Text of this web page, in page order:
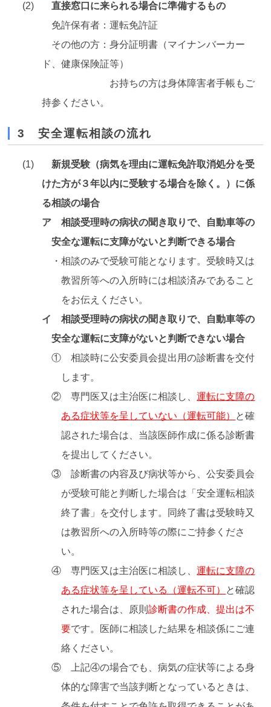
直接窓口に来られる場合に準備するもの
免許保有者：運転免許証
その他の方：身分証明書（マイナンバーカー
ド、健康保険証等）
お持ちの方は身体障害者手帳もご
持参ください。
3 安全運転相談の流れ
新規受験（病気を理由に運転免許取消処分を受
けた方が３年以内に受験する場合を除く。）に係
る相談の場合
ア 相談受理時の病状の聞き取りで、自動車等の
安全な運転に支障がないと判断できる場合
・相談のみで受験可能となります。受験時又は
教習所等への入所時には相談済みであること
をお伝えください。
イ 相談受理時の病状の聞き取りで、自動車等の
安全な運転に支障がないと判断できない場合
① 相談時に公安委員会提出用の診断書を交付
します。
② 専門医又は主治医に相談し、運転に支障の
ある症状等を呈していない（運転可能） と確
認された場合は、当該医師作成に係る診断書
を提出してください。
③ 診断書の内容及び病状等から、公安委員会
が受験可能と判断した場合は「安全運転相談
終了書」を交付します。同終了書は受験時又
は教習所への入所時等の際にご持参くださ
い。
④ 専門医又は主治医に相談し、運転に支障の
ある症状等を呈している（運転不可） と確認
された場合は、原則診断書の作成、提出は不
要です。医師に相談した結果を相談係にご連
絡ください。
⑤ 上記④の場合でも、病気の症状等による身
体的な障害で当該判断となっているときは、